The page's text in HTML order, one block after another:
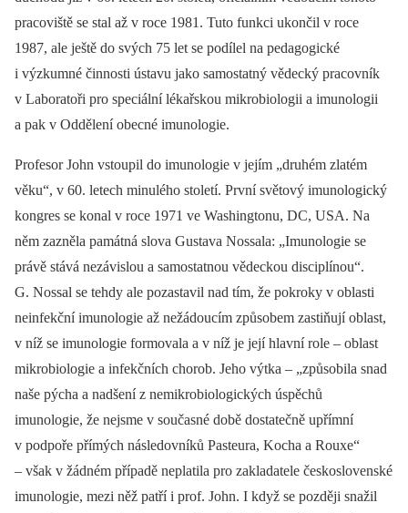
pracoviště se stal až v roce 1981. Tuto funkci ukončil v roce
1987, ale ještě do svých 75 let se podílel na pedagogické
i výzkumné činnosti ústavu jako samostatný vědecký pracovník
v Laboratoři pro speciální lékařskou mikrobio­logii a imunologii
a pak v Oddělení obecné imunologie.
Profesor John vstoupil do imunologie v jejím „druhém zlatém
věku“, v 60. le­tech minulého století. První světový imunologický
kongres se konal v roce 1971 ve Washingtonu, DC, USA. Na
něm zazněla památná slova Gustava Nossala: „Imunologie se
právě stává nezávislou a samostatnou vědeckou disciplínou“.
G. Nossal se tehdy ale pozastavil nad tím, že pokroky v oblasti
neinfekční imunologie až nežádoucím způsobem zastiňují oblast,
v níž se imunologie formovala a v níž je její hlavní role –⁠ oblast
mikrobio­logie a infekčních chorob. Jeho výtka –⁠ „způsobila snad
naše pýcha a nadšení z nemikrobio­logických úspěchů
imunologie, že nejsme v současné době dostatečně upřímní
v podpoře přímých následovníků Pasteura, Kocha a Rouxe“
–⁠ však v žádném případě neplatila pro zakladatele československé
imunologie, mezi něž patří i prof. John. I když se později snažil